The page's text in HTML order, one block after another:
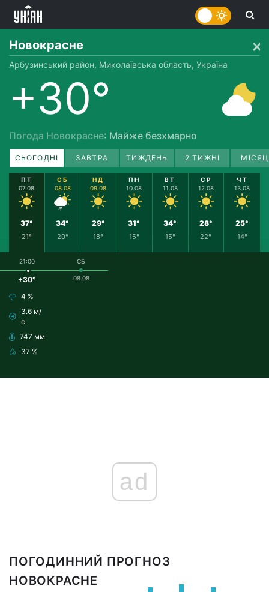
Новокрасне
Арбузинський район, Миколаївська область, Україна
+30°
Погода Новокрасне: Майже безхмарно
СЬОГОДНІ ЗАВТРА ТИЖДЕНЬ 2 ТИЖНІ
ПТ
07.08
37°
21°
СБ
08.08
34°
20°
НД
09.08
29°
18°
ПН
10.08
31°
15°
ВТ
11.08
34°
15°
СР
12.08
28°
22°
ЧТ
13.08
25°
14°
21:00
+30°
4 %
3.6 м/
с
747 мм
37 %
СБ
08.08
ad
ПОГОДИННИЙ ПРОГНОЗ
НОВОКРАСНЕ